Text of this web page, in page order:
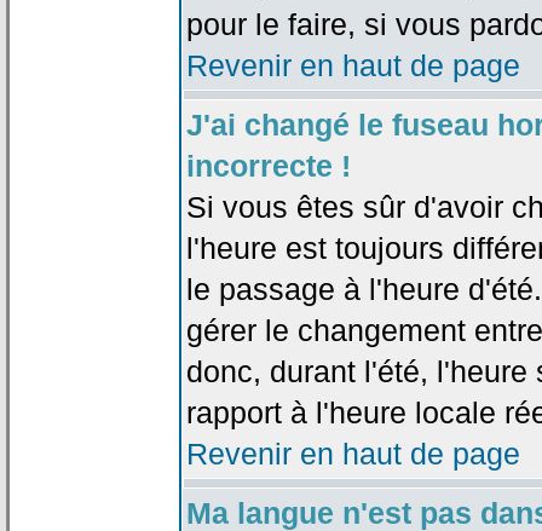
pour le faire, si vous
Revenir en haut de page
J'ai changé le fuseau
incorrecte !
Si vous êtes sûr d'avoir
l'heure est toujours
le passage à l'heure
gérer le changement
donc, durant l'été, l'heure
rapport à l'heure locale
Revenir en haut de page
Ma langue n'est pas